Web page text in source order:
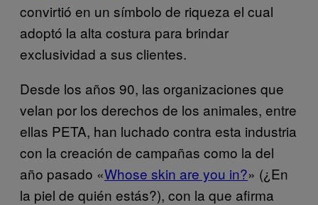
convirtió en un símbolo de riqueza el cual
adoptó la alta costura para brindar
exclusividad a sus clientes.
Desde los años 90, las organizaciones que
velan por los derechos de los animales, entre
ellas PETA, han luchado contra esta industria
con la creación de campañas como la del
año pasado «Whose skin are you in?» (¿En
la piel de quién estás?), con la que afirma